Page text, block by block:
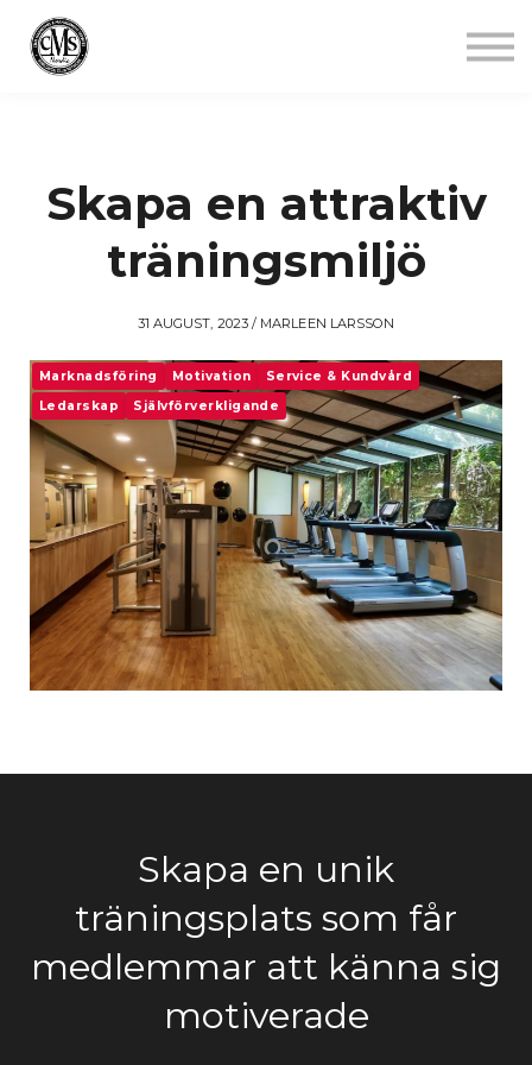
Skapa en attraktiv
träningsmiljö
31 AUGUST, 2023 / MARLEEN LARSSON
Marknadsföring Motivation
Service & Kundvård
Ledarskap
Självförverkligande
Skapa en unik
träningsplats som får
medlemmar att känna sig
motiverade